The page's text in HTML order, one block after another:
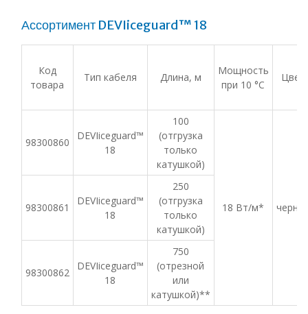
Ассортимент DEVIiceguard™ 18
Код
товара
Тип кабеля Длина, м
Мощность
при 10 °C
Цвет
98300860
DEVIiceguard™
18
100
(отгрузка
только
катушкой)
18 Вт/м*
98300861
DEVIiceguard™
18
250
(отгрузка
только
катушкой)
98300862
DEVIiceguard™
18
750
(отрезной
или
катушкой)**